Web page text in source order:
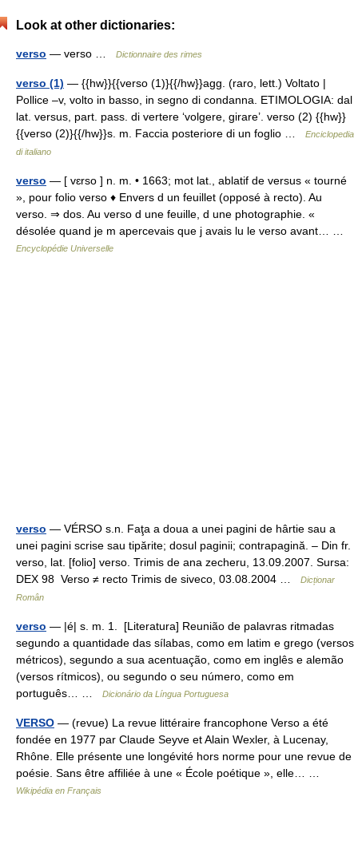
Look at other dictionaries:
verso — verso … Dictionnaire des rimes
verso (1) — {{hw}}{{verso (1)}{{/hw}}agg. (raro, lett.) Voltato |
Pollice –v, volto in basso, in segno di condanna. ETIMOLOGIA: dal
lat. versus, part. pass. di vertere ‘volgere, girare’. verso (2) {{hw}}
{{verso (2)}{{/hw}}s. m. Faccia posteriore di un foglio …
Enciclopedia
di italiano
verso — [ vɛrso ] n. m. • 1663; mot lat., ablatif de versus « tourné
», pour folio verso ♦ Envers d un feuillet (opposé à recto). Au
verso. ⇒ dos. Au verso d une feuille, d une photographie. «
désolée quand je m apercevais que j avais lu le verso avant… …
Encyclopédie Universelle
verso — VÉRSO s.n. Faţa a doua a unei pagini de hârtie sau a
unei pagini scrise sau tipărite; dosul paginii; contrapagină. – Din fr.
verso, lat. [folio] verso. Trimis de ana zecheru, 13.09.2007. Sursa:
DEX 98 Verso ≠ recto Trimis de siveco, 03.08.2004 …
Dicționar
Român
verso — |é| s. m. 1. [Literatura] Reunião de palavras ritmadas
segundo a quantidade das sílabas, como em latim e grego (versos
métricos), segundo a sua acentuação, como em inglês e alemão
(versos rítmicos), ou segundo o seu número, como em
português… …
Dicionário da Língua Portuguesa
VERSO — (revue) La revue littéraire francophone Verso a été
fondée en 1977 par Claude Seyve et Alain Wexler, à Lucenay,
Rhône. Elle présente une longévité hors norme pour une revue de
poésie. Sans être affiliée à une « École poétique », elle… …
Wikipédia en Français